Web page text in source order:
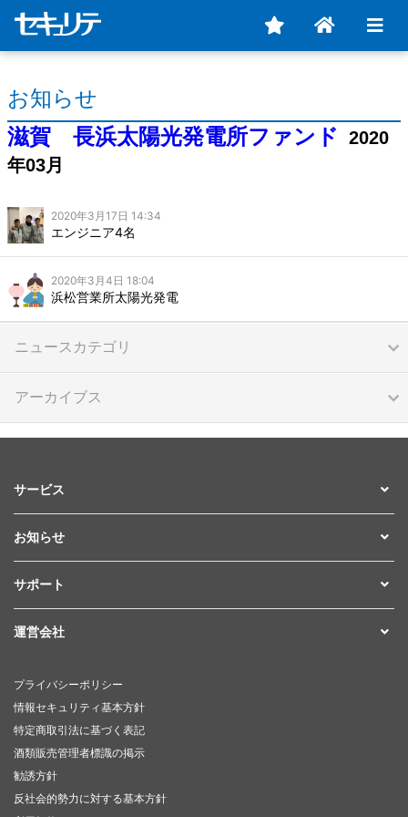
お知らせ
滋賀 長浜太陽光発電所ファンド
2020
年03月
2020年3月17日 14:34
エンジニア4名
2020年3月4日 18:04
浜松営業所太陽光発電
ニュースカテゴリ
アーカイブス
サービス
お知らせ
サポート
運営会社
プライバシーポリシー
情報セキュリティ基本方針
特定商取引法に基づく表記
酒類販売管理者標識の掲示
勧誘方針
反社会的勢力に対する基本方針